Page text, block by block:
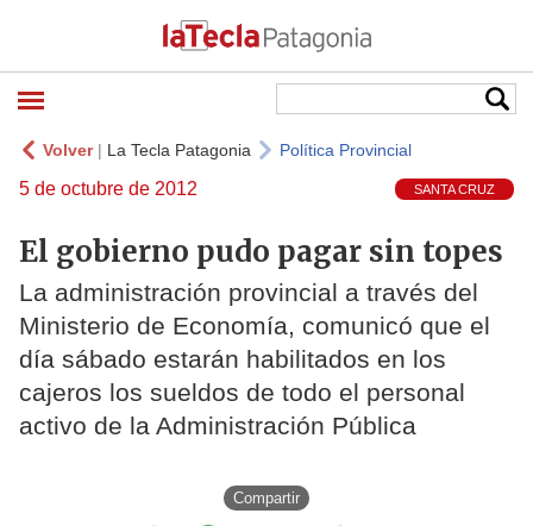
Volver| La Tecla Patagonia Política Provincial
5 de octubre de 2012 SANTA CRUZ
El gobierno pudo pagar sin topes
La administración provincial a través del
Ministerio de Economía, comunicó que el
día sábado estarán habilitados en los
cajeros los sueldos de todo el personal
activo de la Administración Pública
Compartir